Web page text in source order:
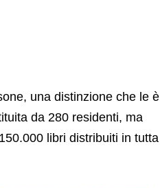
una distinzione che le è
da 280 residenti, ma
libri distribuiti in tutta